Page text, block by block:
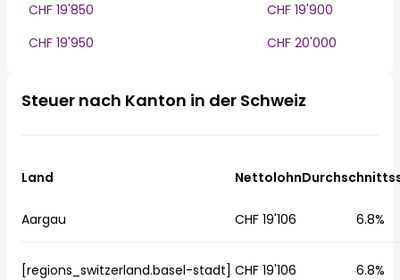
CHF 19'850
CHF 19'900
CHF 19'950
CHF 20'000
Steuer nach Kanton in der Schweiz
Land Nettolohn
Aargau CHF 19'106 6.8%
[regions_switzerland.basel-stadt] CHF 19'106 6.8%